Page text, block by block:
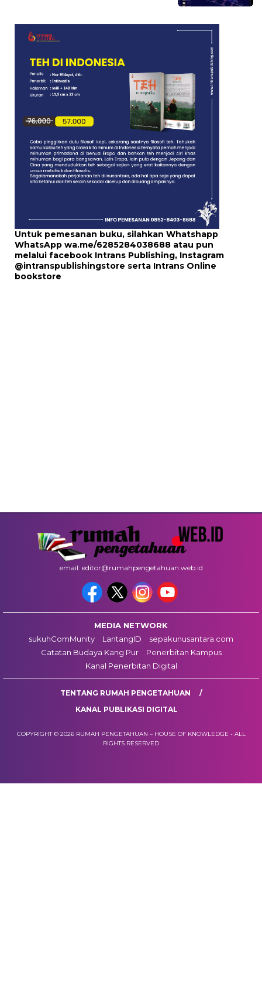
Untuk pemesanan buku, silahkan Whatshapp
WhatsApp wa.me/6285284038688 atau pun
melalui facebook Intrans Publishing, Instagram
@intranspublishingstore serta Intrans Online
bookstore
email: editor@rumahpengetahuan.web.id
MEDIA NETWORK
sukuhComMunity
LantangID
sepakunusantara.com
Catatan Budaya Kang Pur
Penerbitan Kampus
Kanal Penerbitan Digital
TENTANG RUMAH PENGETAHUAN
KANAL PUBLIKASI DIGITAL
COPYRIGHT © 2026 RUMAH PENGETAHUAN – HOUSE OF KNOWLEDGE - ALL
RIGHTS RESERVED